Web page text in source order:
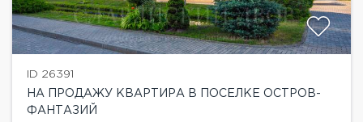
ID 26391
НА ПРОДАЖУ КВАРТИРА В ПОСЕЛКЕ ОСТРОВ-
ФАНТАЗИЙ